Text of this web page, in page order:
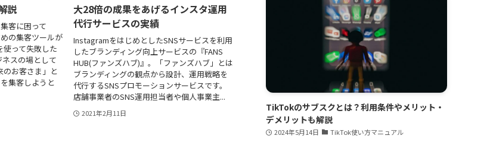
説
客に困って
の集客ツールが
って失敗した
スの場として
お客さま」と
集客しようと
大28倍の成果をあげるインスタ運用
代行サービスの実績
InstagramをはじめとしたSNSサービスを利用
したブランディング向上サービスの『FANS
HUB(ファンズハブ)』。「ファンズハブ」とは
ブランディングの観点から設計、運用戦略を
代行するSNSプロモーションサービスです。
店舗事業者のSNS運用担当者や個人事業主...
2021年2月11日
TikTokのサブスクとは？利用条件やメリット・
デメリットも解説
2024年5月14日 TikTok使い方マニュアル